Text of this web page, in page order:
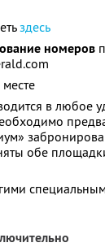
здесь
номеров
в любое
обе